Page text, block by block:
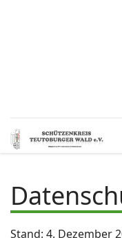
Stand: 4. Dezember